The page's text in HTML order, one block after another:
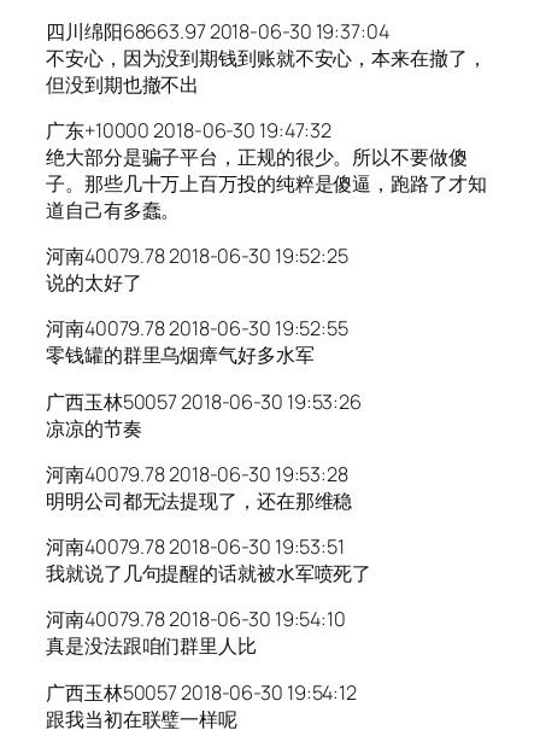
四川绵阳68663.97 2018-06-30 19:37:04
不安心，因为没到期钱到账就不安心，本来在撤了，
但没到期也撤不出
广东+10000 2018-06-30 19:47:32
绝大部分是骗子平台，正规的很少。所以不要做傻
子。那些几十万上百万投的纯粹是傻逼，跑路了才知
道自己有多蠢。
河南40079.78 2018-06-30 19:52:25
说的太好了
河南40079.78 2018-06-30 19:52:55
零钱罐的群里乌烟瘴气好多水军
广西玉林50057 2018-06-30 19:53:26
凉凉的节奏
河南40079.78 2018-06-30 19:53:28
明明公司都无法提现了，还在那维稳
河南40079.78 2018-06-30 19:53:51
我就说了几句提醒的话就被水军喷死了
河南40079.78 2018-06-30 19:54:10
真是没法跟咱们群里人比
广西玉林50057 2018-06-30 19:54:12
跟我当初在联璧一样呢